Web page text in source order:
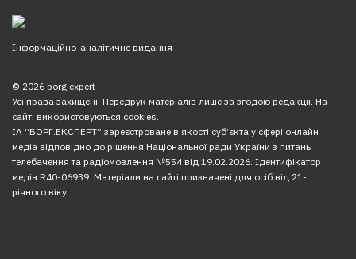
Інформаційно-аналітичне видання
© 2026 borg.expert
Усі права захищені. Передрук матеріалів лише за згодою редакції. На
сайті використовуються cookies.
ІА “БОРГ.ЕКСПЕРТ” зареєстроване в якості суб’єкта у сфері онлайн
медіа відповідно до рішення Національної ради України з питань
телебачення та радіомовлення №554 від 19.02.2026. Ідентифікатор
медіа R40-06939. Матеріали на сайті призначені для осіб від 21-
річного віку.